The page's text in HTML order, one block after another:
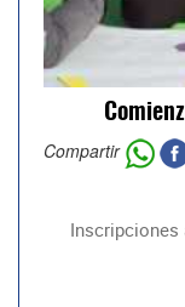
Compartir
Inscripciones